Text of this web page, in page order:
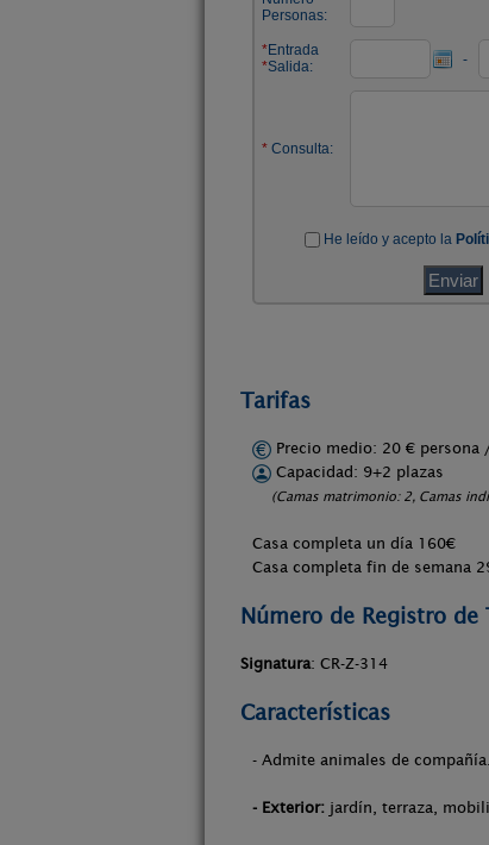
Tarifas
Precio medio: 20 €
Capacidad: 9+2 plazas
(Camas matrimonio: 2, Camas
Casa completa un día 160€
Casa completa fin de semana
Número de Registro de
Signatura: CR-Z-314
Características
- Admite animales de compañía.
- Exterior: jardín, terraza,